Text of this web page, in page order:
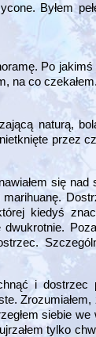
Byłem
Po jakimś
na co czekałem.
naturą,
przez
się nad
kiedyś
i dostrzec
siebie
tylko